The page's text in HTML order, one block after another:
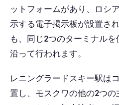
ットフォームがあり、ロシ
示する電子掲示板が設置さ
も、同じ2つのターミナル
沿って行われます。
レニングラードスキー駅は
置し、モスクワの他の2つ